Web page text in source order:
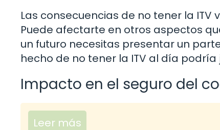
Las consecuencias de no tener la
Puede afectarte en otros aspectos
un futuro necesitas presentar un
hecho de no tener la ITV al día
Impacto en el seguro del
Leer más